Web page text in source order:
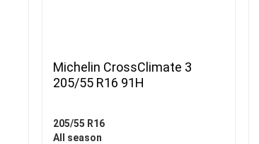
Michelin CrossClimate 3
205/55 R16 91H
205/55 R16
All season